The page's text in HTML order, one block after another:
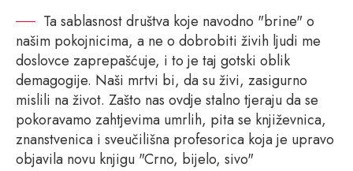
Ta sablasnost društva koje navodno "brine" o
našim pokojnicima, a ne o dobrobiti živih ljudi me
doslovce zaprepašćuje, i to je taj gotski oblik
demagogije. Naši mrtvi bi, da su živi, zasigurno
mislili na život. Zašto nas ovdje stalno tjeraju da se
pokoravamo zahtjevima umrlih, pita se književnica,
znanstvenica i sveučilišna profesorica koja je upravo
objavila novu knjigu "Crno, bijelo, sivo"